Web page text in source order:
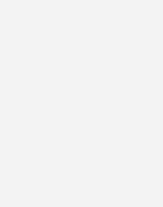
Modell der
und